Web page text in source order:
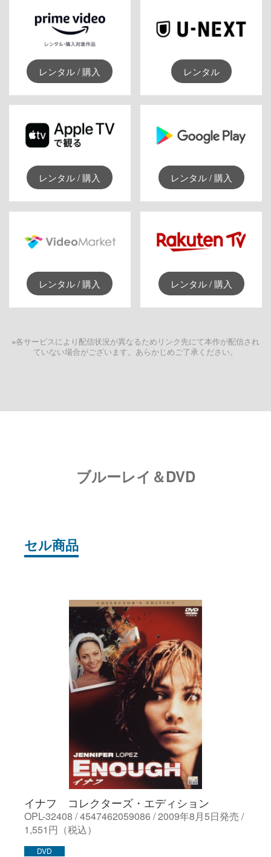
レンタル / 購入 レンタル
レンタル / 購入 レンタル / 購入
レンタル / 購入 レンタル / 購入
※各サービスにより配信状況が異なるためリンク先にて本作が配信され
ていない場合がございます。あらかじめご了承ください。
ブルーレイ＆DVD
セル商品
イナフ コレクターズ・エディション
OPL-32408 / 4547462059086 / 2009年8月5日発売 /
1,551円（税込）
DVD